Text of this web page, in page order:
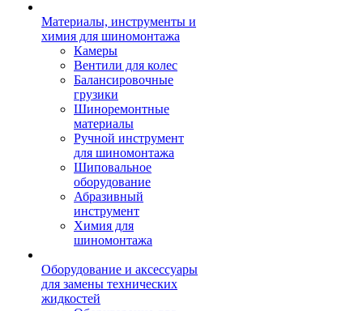
Материалы, инструменты и
химия для шиномонтажа
Камеры
Вентили для колес
Балансировочные
грузики
Шиноремонтные
материалы
Ручной инструмент
для шиномонтажа
Шиповальное
оборудование
Абразивный
инструмент
Химия для
шиномонтажа
Оборудование и аксессуары
для замены технических
жидкостей